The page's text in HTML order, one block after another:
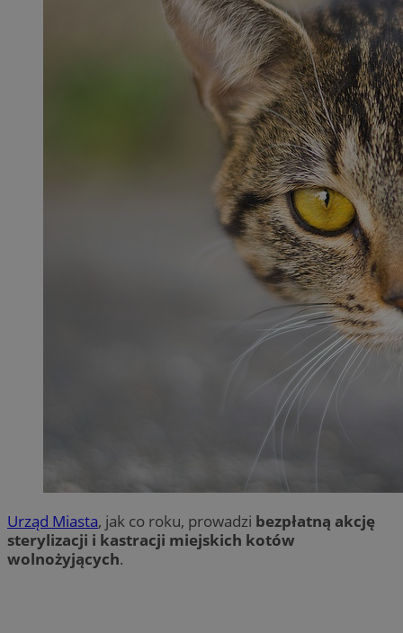
Urząd Miasta, jak co roku, prowadzi bezpłatną akcję
sterylizacji i kastracji miejskich kotów
wolnożyjących.